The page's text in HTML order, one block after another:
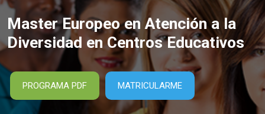
Master Europeo en Atención a la
Diversidad en Centros Educativos
PROGRAMA PDF MATRICULARME